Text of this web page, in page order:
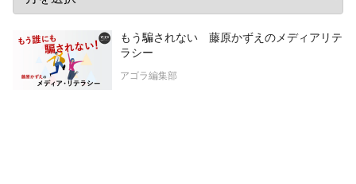
もう騙されない 藤原かずえのメディアリテ
ラシー
アゴラ編集部